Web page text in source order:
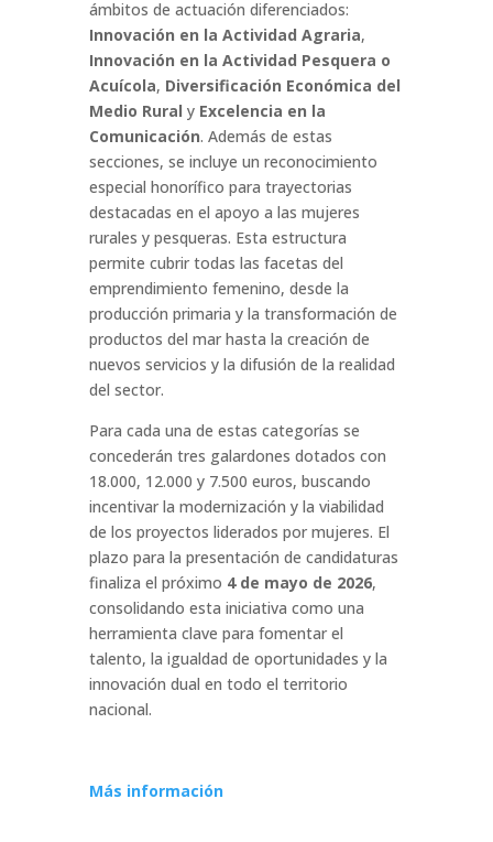
ámbitos de actuación diferenciados:
Innovación en la Actividad Agraria,
Innovación en la Actividad Pesquera o
Acuícola, Diversificación Económica del
Medio Rural y Excelencia en la
Comunicación. Además de estas
secciones, se incluye un reconocimiento
especial honorífico para trayectorias
destacadas en el apoyo a las mujeres
rurales y pesqueras. Esta estructura
permite cubrir todas las facetas del
emprendimiento femenino, desde la
producción primaria y la transformación de
productos del mar hasta la creación de
nuevos servicios y la difusión de la realidad
del sector.
Para cada una de estas categorías se
concederán tres galardones dotados con
18.000, 12.000 y 7.500 euros, buscando
incentivar la modernización y la viabilidad
de los proyectos liderados por mujeres. El
plazo para la presentación de candidaturas
finaliza el próximo 4 de mayo de 2026,
consolidando esta iniciativa como una
herramienta clave para fomentar el
talento, la igualdad de oportunidades y la
innovación dual en todo el territorio
nacional.
Más información